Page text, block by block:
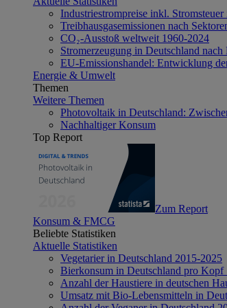
Industriestrompreise inkl.
Treibhausgasemissionen nach
CO₂-Ausstoß weltweit 1960-2024
Stromerzeugung in Deutschland
EU-Emissionshandel: Entwicklung
Energie & Umwelt
Themen
Weitere Themen
Photovoltaik in Deutschland:
Nachhaltiger Konsum
Top Report
Zum Report
Konsum & FMCG
Beliebte Statistiken
Aktuelle Statistiken
Vegetarier in Deutschland 2015-2025
Bierkonsum in Deutschland pro Kopf
Anzahl der Haustiere in deutschen
Umsatz mit Bio-Lebensmitteln in